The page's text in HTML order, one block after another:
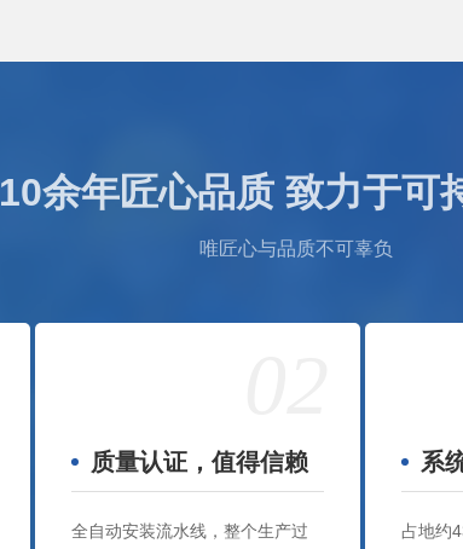
10余年匠心品质 致力于可
唯匠心与品质不可辜负
质量认证，值得信赖
全自动安装流水线，整个生产过
系
占地约